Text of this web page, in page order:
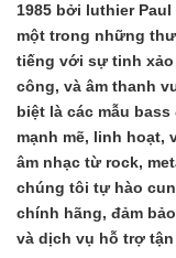
1985 bởi luthier
một trong những
tiếng với sự tinh
công, và âm thanh
biệt là các mẫu
mạnh mẽ, linh hoạt,
âm nhạc từ rock,
chúng tôi tự hào
chính hãng, đảm
và dịch vụ hỗ trợ tận